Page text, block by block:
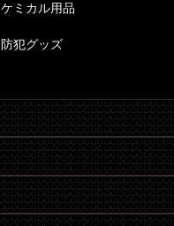
ケミカル用品
防犯グッズ